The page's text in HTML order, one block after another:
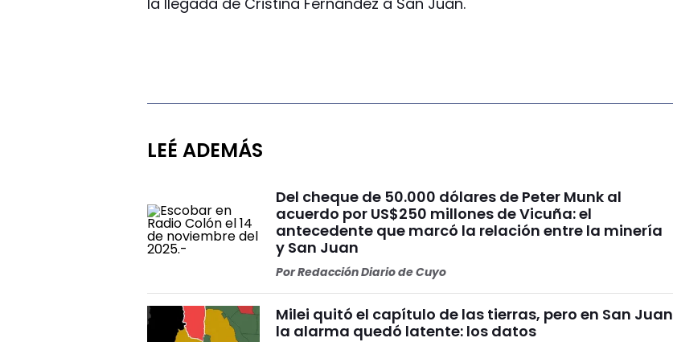
LEÉ ADEMÁS
Del cheque de 50.000 dólares de Peter Munk al
acuerdo por US$250 millones de Vicuña: el
antecedente que marcó la relación entre la minería
y San Juan
PorRedacción Diario de Cuyo
Milei quitó el capítulo de las tierras, pero en San Juan
la alarma quedó latente: los datos